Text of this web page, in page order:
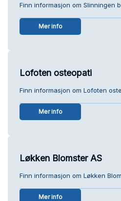
Finn informasjon om Slinningen
Mer info
Lofoten osteopati
Finn informasjon om Lofoten
Mer info
Løkken Blomster AS
Finn informasjon om Løkken
Mer info